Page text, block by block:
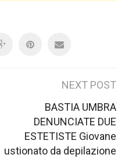
NEXT POST
BASTIA UMBRA
DENUNCIATE DUE
ESTETISTE Giovane
ustionato da depilazione